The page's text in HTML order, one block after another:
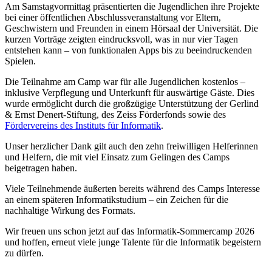
Am Samstagvormittag präsentierten die Jugendlichen ihre Projekte
bei einer öffentlichen Abschlussveranstaltung vor Eltern,
Geschwistern und Freunden in einem Hörsaal der Universität. Die
kurzen Vorträge zeigten eindrucksvoll, was in nur vier Tagen
entstehen kann – von funktionalen Apps bis zu beeindruckenden
Spielen.
Die Teilnahme am Camp war für alle Jugendlichen kostenlos –
inklusive Verpflegung und Unterkunft für auswärtige Gäste. Dies
wurde ermöglicht durch die großzügige Unterstützung der Gerlind
& Ernst Denert-Stiftung, des Zeiss Förderfonds sowie des
Fördervereins des Instituts für Informatik.
Unser herzlicher Dank gilt auch den zehn freiwilligen Helferinnen
und Helfern, die mit viel Einsatz zum Gelingen des Camps
beigetragen haben.
Viele Teilnehmende äußerten bereits während des Camps Interesse
an einem späteren Informatikstudium – ein Zeichen für die
nachhaltige Wirkung des Formats.
Wir freuen uns schon jetzt auf das Informatik-Sommercamp 2026
und hoffen, erneut viele junge Talente für die Informatik begeistern
zu dürfen.